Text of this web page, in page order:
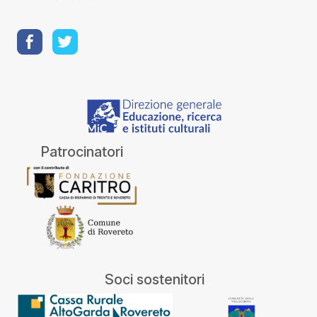
Patrocinatori
Soci sostenitori